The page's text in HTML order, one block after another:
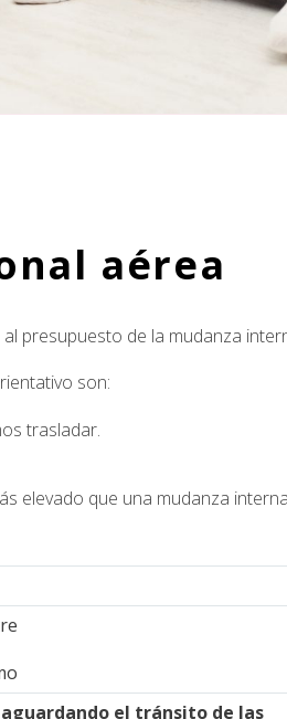
aérea
presupuesto de la mudanza
son:
trasladar.
elevado que una mudanza
aguardando el tránsito de las